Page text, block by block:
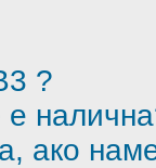
?
ако